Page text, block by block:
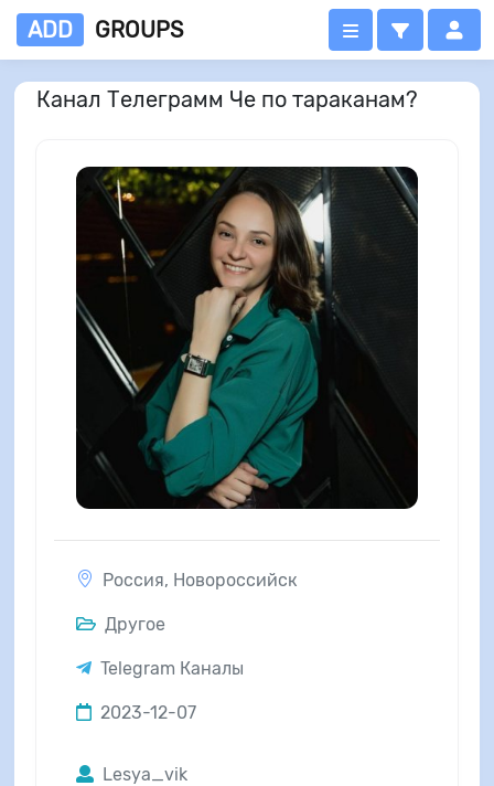
ADD GROUPS
Канал Телеграмм Че по тараканам?
Россия, Новороссийск
Другое
Telegram Каналы
2023-12-07
Lesya_vik